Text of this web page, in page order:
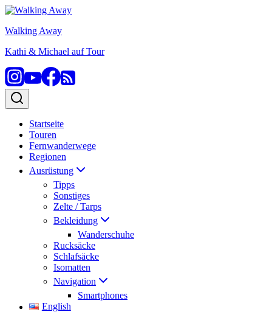
Zum
springen
Walking Away
Kathi & Michael auf Tour
Startseite
Touren
Fernwanderwege
Regionen
Ausrüstung
Tipps
Sonstiges
Zelte / Tarps
Bekleidung
Wanderschuhe
Rucksäcke
Schlafsäcke
Isomatten
Navigation
Smartphones
English